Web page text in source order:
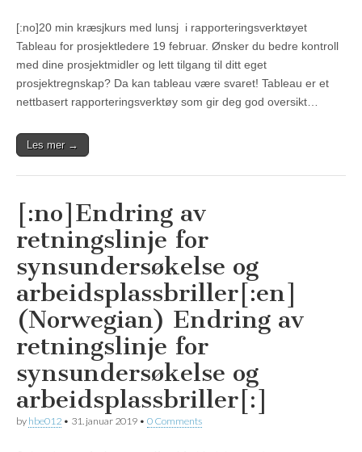
[:no]20 min kræsjkurs med lunsj i rapporteringsverktøyet
Tableau for prosjektledere 19 februar. Ønsker du bedre kontroll
med dine prosjektmidler og lett tilgang til ditt eget
prosjektregnskap? Da kan tableau være svaret! Tableau er et
nettbasert rapporteringsverktøy som gir deg god oversikt…
Les mer →
[:no]Endring av
retningslinje for
synsundersøkelse og
arbeidsplassbriller[:en]
(Norwegian) Endring av
retningslinje for
synsundersøkelse og
arbeidsplassbriller[:]
by hbe012 • 31. januar 2019 • 0 Comments